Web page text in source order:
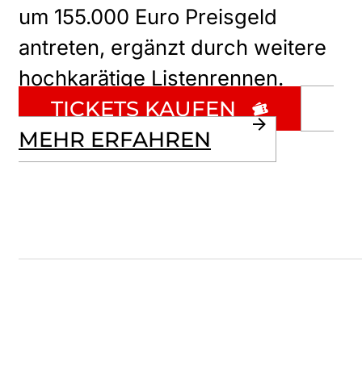
um 155.000 Euro Preisgeld
antreten, ergänzt durch weitere
hochkarätige Listenrennen.
TICKETS KAUFEN
MEHR ERFAHREN